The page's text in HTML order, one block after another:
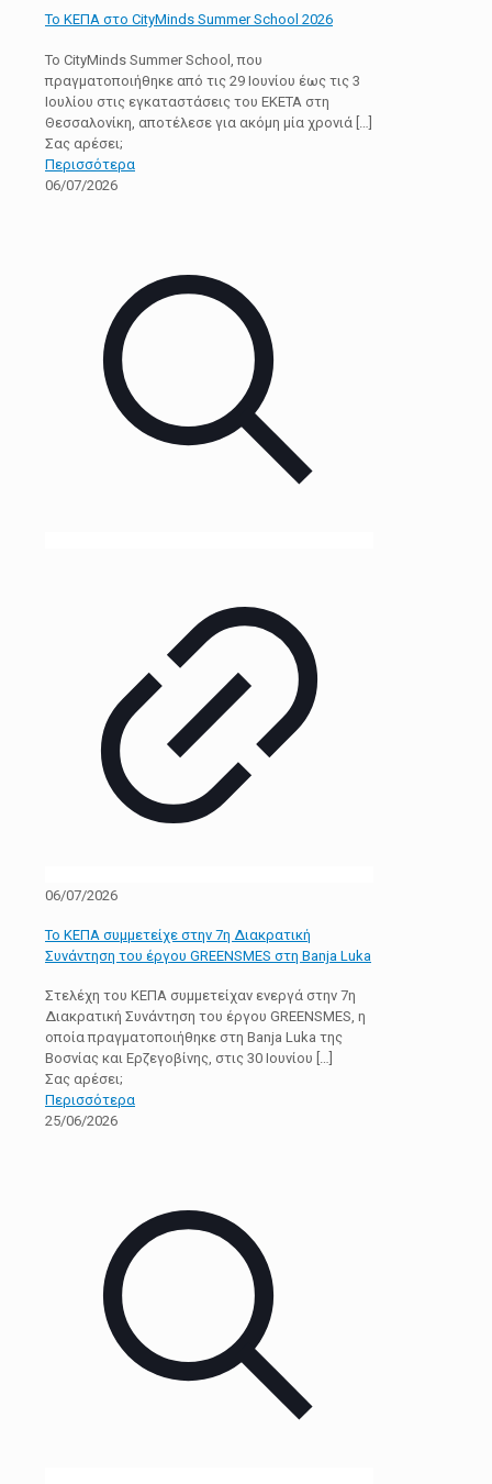
Το ΚΕΠΑ στο CityMinds Summer School 2026
Το CityMinds Summer School, που
πραγματοποιήθηκε από τις 29 Ιουνίου έως τις 3
Ιουλίου στις εγκαταστάσεις του ΕΚΕΤΑ στη
Θεσσαλονίκη, αποτέλεσε για ακόμη μία χρονιά […]
Σας αρέσει;
Περισσότερα
06/07/2026
06/07/2026
Το ΚΕΠΑ συμμετείχε στην 7η Διακρατική
Συνάντηση του έργου GREENSMES στη Banja Luka
Στελέχη του ΚΕΠΑ συμμετείχαν ενεργά στην 7η
Διακρατική Συνάντηση του έργου GREENSMES, η
οποία πραγματοποιήθηκε στη Banja Luka της
Βοσνίας και Ερζεγοβίνης, στις 30 Ιουνίου […]
Σας αρέσει;
Περισσότερα
25/06/2026